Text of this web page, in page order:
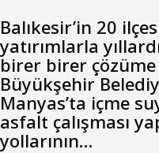
Balıkesir’in 20
yatırımlarla
birer birer
Büyükşehir
Manyas’ta içme
asfalt çalışması
yollarının…